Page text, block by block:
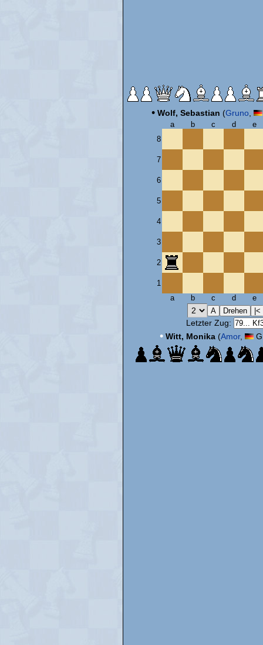
• Wolf, Sebastian (Gruno
a b c d
e
8
7
6
5
4
3
2
1
a
b c d e
Letzter Zug:
• Witt, Monika (Amor,